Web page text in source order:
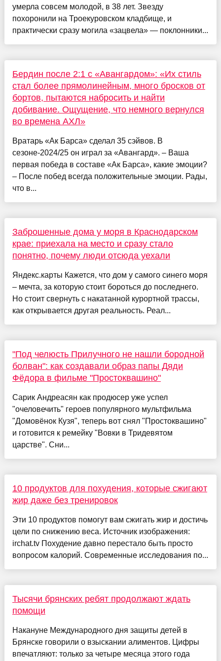
умерла совсем молодой, в 38 лет. Звезду
похоронили на Троекуровском кладбище, и
практически сразу могила «зацвела» — поклонники...
Бердин после 2:1 с «Авангардом»: «Их стиль
стал более прямолинейным, много бросков от
бортов, пытаются набросить и найти
добивание. Ощущение, что немного вернулся
во времена АХЛ»
Вратарь «Ак Барса» сделал 35 сэйвов. В
сезоне-2024/25 он играл за «Авангард». – Ваша
первая победа в составе «Ак Барса», какие эмоции?
– После побед всегда положительные эмоции. Рады,
что в...
Заброшенные дома у моря в Краснодарском
крае: приехала на место и сразу стало
понятно, почему люди отсюда уехали
Яндекс.карты Кажется, что дом у самого синего моря
– мечта, за которую стоит бороться до последнего.
Но стоит свернуть с накатанной курортной трассы,
как открывается другая реальность. Реал...
"Под челюсть Прилучного не нашли бородной
болван": как создавали образ папы Дяди
Фёдора в фильме "Простоквашино"
Сарик Андреасян как продюсер уже успел
"очеловечить" героев популярного мультфильма
"Домовёнок Кузя", теперь вот снял "Простоквашино"
и готовится к ремейку "Вовки в Тридевятом
царстве". Сни...
10 продуктов для похудения, которые сжигают
жир даже без тренировок
Эти 10 продуктов помогут вам сжигать жир и достичь
цели по снижению веса. Источник изображения:
irchat.tv Похудение давно перестало быть просто
вопросом калорий. Современные исследования по...
Тысячи брянских ребят продолжают ждать
помощи
Накануне Международного дня защиты детей в
Брянске говорили о взыскании алиментов. Цифры
впечатляют: только за четыре месяца этого года